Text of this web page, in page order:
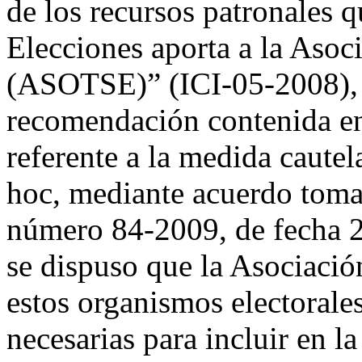
de los recursos patronales
Elecciones aporta a la
(ASOTSE)” (ICI-05-2008),
recomendación contenida
referente a la medida
hoc, mediante acuerdo
número 84-2009, de fecha
se dispuso que la
estos organismos
necesarias para incluir en